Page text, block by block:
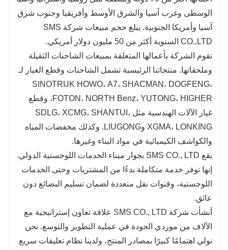
الوسطى وغرب آسيا والشرق الأوسط وأفريقيا وجنوب شرق
آسيا وأمريكا الجنوبية. يبلغ حجم مبيعات شركة SMS
CO.,LTD السنوية أكثر من 50 مليون دولار أمريكي.
تقوم الشركة بأعمالها المتعلقة بمبيعات الشاحنات الثقيلة
وملحقاتها. منتجاتنا الرئيسية تشمل الشاحنات وقطع الغيار لـ
SINOTRUK HOWO، A7، SHACMAN، DOGFENG،
FOTON، NORTH Benz، YUTONG، HIGHER، وقطع
غيار الآلات الهندسية مثل SDLG، XCMG، SHANTUI،
XGMA، LONKING وLIUGONG. وكذلك مخفضات المياه
والكواشف الكيميائية في مواد البناء وغيرها.
يقع SMS CO., LTD بجوار ميناء الخدمات اللوجستية الدولي.
إنها توفر خدمة متكاملة بدءًا من المشتريات وحتى الخدمات
اللوجستية، وقنوات نقل متعددة لضمان تسليم البضائع دون
عائق.
أنشأت شركة SMS CO., LTD علاقة تعاون إستراتيجية مع
الآلاف من موردي الجودة في عملية التطوير والتوسع. نحن
نولي اهتمامًا كبيرًا بمصادر المنتج، ولدينا نظام تعليقات سريع